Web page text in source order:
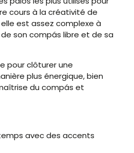
cours à la créativité de
est assez complexe à
son compás libre et de sa
pour clôturer une
plus énergique, bien
du compás et
avec des accents